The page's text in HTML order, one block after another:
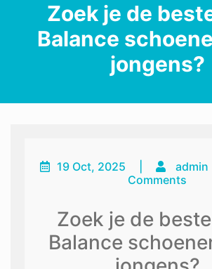
Zoek je de
Balance
jongens?
19 Oct, 2025 admin
Comments
Zoek je de
Balance